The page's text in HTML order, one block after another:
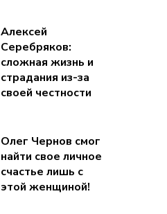
Алексей
Серебряков:
сложная жизнь и
страдания из-за
своей честности
Олег Чернов смог
найти свое личное
счастье лишь с
этой женщиной!